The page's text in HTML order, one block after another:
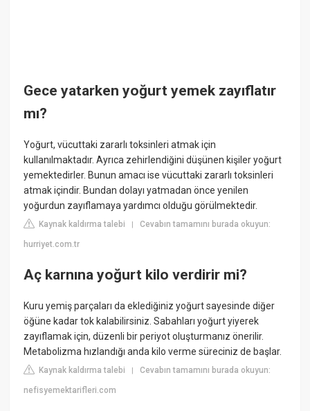
Gece yatarken yoğurt yemek zayıflatır
mı?
Yoğurt, vücuttaki zararlı toksinleri atmak için
kullanılmaktadır. Ayrıca zehirlendiğini düşünen kişiler yoğurt
yemektedirler. Bunun amacı ise vücuttaki zararlı toksinleri
atmak içindir. Bundan dolayı yatmadan önce yenilen
yoğurdun zayıflamaya yardımcı olduğu görülmektedir.
Kaynak kaldırma talebi |Cevabın tamamını burada okuyun:
hurriyet.com.tr
Aç karnına yoğurt kilo verdirir mi?
Kuru yemiş parçaları da eklediğiniz yoğurt sayesinde diğer
öğüne kadar tok kalabilirsiniz. Sabahları yoğurt yiyerek
zayıflamak için, düzenli bir periyot oluşturmanız önerilir.
Metabolizma hızlandığı anda kilo verme süreciniz de başlar.
Kaynak kaldırma talebi |Cevabın tamamını burada okuyun:
nefisyemektarifleri.com